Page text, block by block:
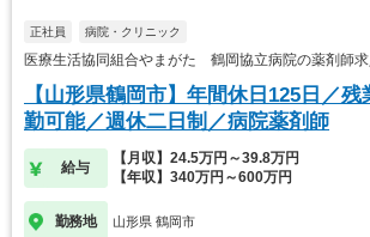
正社員 病院・クリニック
医療生活協同組合やまがた 鶴岡協立病院の薬剤師求
【山形県鶴岡市】年間休日125日／
勤可能／週休二日制／病院薬剤師
給与
【月収】24.5万円～39.8万円
【年収】340万円～600万円
勤務地 山形県 鶴岡市